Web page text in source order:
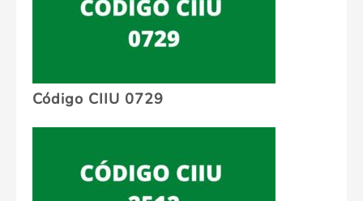
Código CIIU 0729